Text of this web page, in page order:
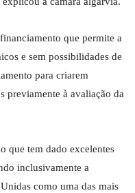
que permite a
e sem possibilidades de
para criarem
previamente à avaliação da
que tem dado excelentes
inclusivamente a
como uma das mais